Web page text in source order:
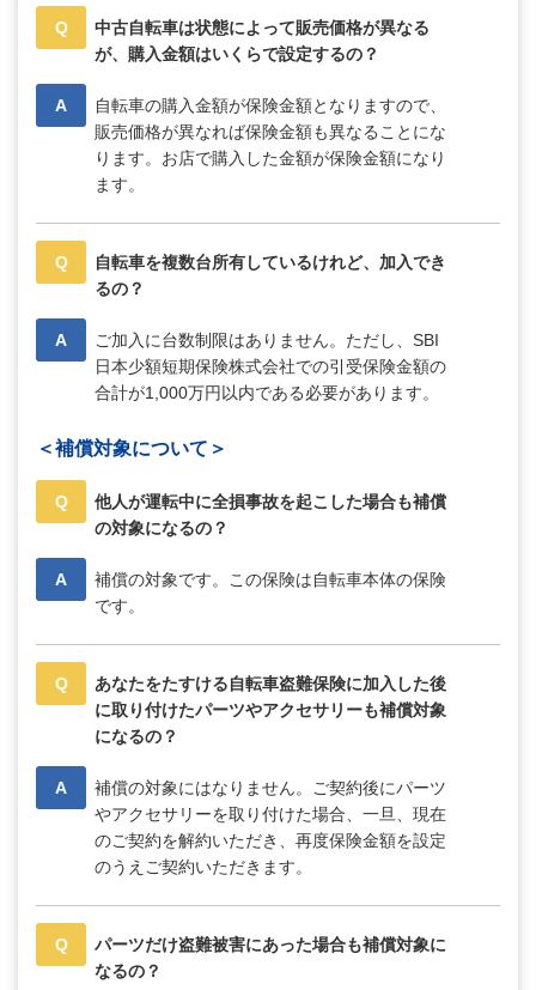
Q
中古自転車は状態によって販売価格が異なる
が、購入金額はいくらで設定するの？
A
自転車の購入金額が保険金額となりますので、
販売価格が異なれば保険金額も異なることにな
ります。お店で購入した金額が保険金額になり
ます。
Q
自転車を複数台所有しているけれど、加入でき
るの？
A
ご加入に台数制限はありません。ただし、SBI
日本少額短期保険株式会社での引受保険金額の
合計が1,000万円以内である必要があります。
＜補償対象について＞
Q
他人が運転中に全損事故を起こした場合も補償
の対象になるの？
A
補償の対象です。この保険は自転車本体の保険
です。
Q
あなたをたすける自転車盗難保険に加入した後
に取り付けたパーツやアクセサリーも補償対象
になるの？
A
補償の対象にはなりません。ご契約後にパーツ
やアクセサリーを取り付けた場合、一旦、現在
のご契約を解約いただき、再度保険金額を設定
のうえご契約いただきます。
Q
パーツだけ盗難被害にあった場合も補償対象に
なるの？